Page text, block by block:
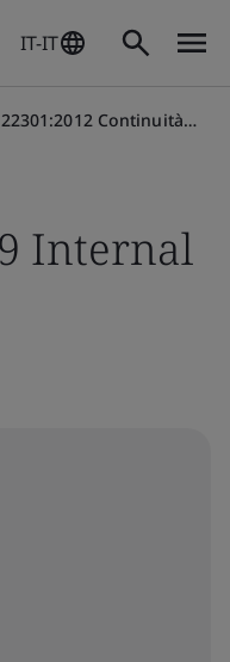
IT-IT
Continuità Operativa
Internal